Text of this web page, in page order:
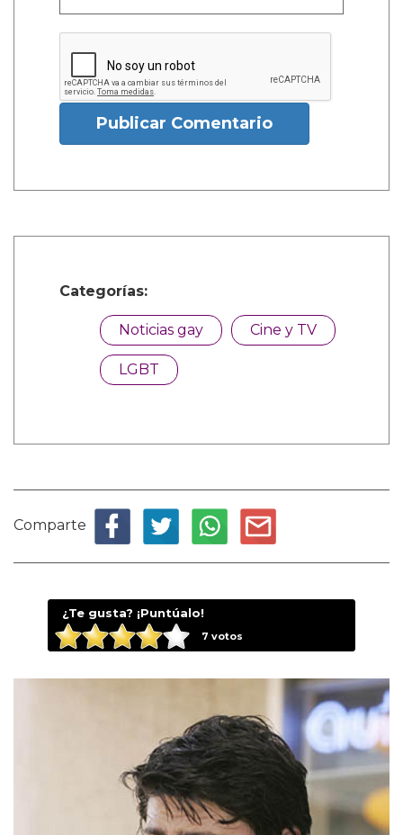
Publicar Comentario
Categorías:
Noticias gay Cine y TV
LGBT
Comparte
¿Te gusta? ¡Puntúalo!
7 votos